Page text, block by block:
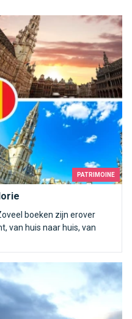
PATRIMOINE
boeken zijn erover
van huis naar huis, van